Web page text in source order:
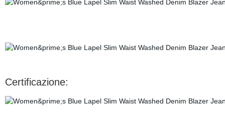
Certificazione: